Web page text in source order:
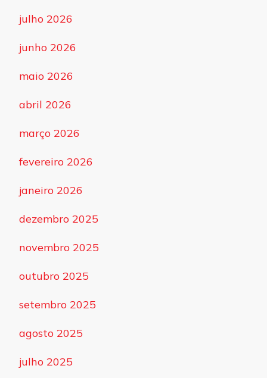
julho 2026
junho 2026
maio 2026
abril 2026
março 2026
fevereiro 2026
janeiro 2026
dezembro 2025
novembro 2025
outubro 2025
setembro 2025
agosto 2025
julho 2025